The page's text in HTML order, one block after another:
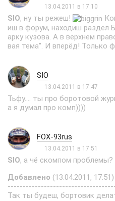
13.04.2011 в 17:10
SIO, ну ты режеш!
иш в форум, находиш раздел
арку кузова. А в верхнем
вая тема". И вперёд! Только
SIO
13.04.2011 в 17:47
Тьфу.... ты про боротовой
а я думал про комп))))
FOX-93rus
13.04.2011 в 17:51
SIO, а чё скомпом проблемы?
Добавлено (13.04.2011, 17:51)
Так ты будеш, бортовик